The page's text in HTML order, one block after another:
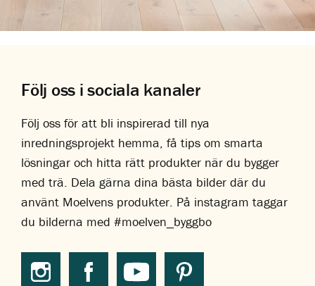
Följ oss i sociala kanaler
Följ oss för att bli inspirerad till nya
inredningsprojekt hemma, få tips om smarta
lösningar och hitta rätt produkter när du bygger
med trä. Dela gärna dina bästa bilder där du
använt Moelvens produkter. På instagram taggar
du bilderna med #moelven_byggbo